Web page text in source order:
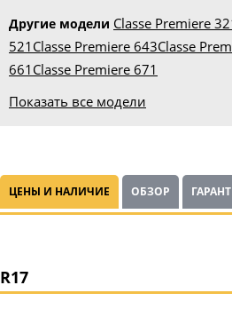
Другие модели Classe Premiere
521 Classe Premiere 643Classe
661 Classe Premiere 671
Показать все модели
ЦЕНЫ И НАЛИЧИЕ ОБЗОР
R17